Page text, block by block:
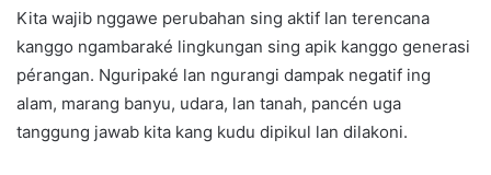
Kita wajib nggawe perubahan sing aktif lan terencana
kanggo ngambaraké lingkungan sing apik kanggo generasi
pérangan. Nguripaké lan ngurangi dampak negatif ing
alam, marang banyu, udara, lan tanah, pancén uga
tanggung jawab kita kang kudu dipikul lan dilakoni.